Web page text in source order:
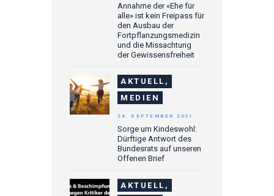
Annahme der «Ehe für
alle» ist kein Freipass für
den Ausbau der
Fortpflanzungsmedizin
und die Missachtung
der Gewissensfreiheit
AKTUELL,
MEDIEN
Sorge um Kindeswohl:
Dürftige Antwort des
Bundesrats auf unseren
Offenen Brief
24. SEPTEMBER 2021
AKTUELL,